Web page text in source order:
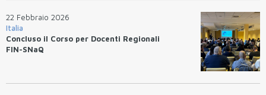
22 Febbraio 2026
Italia
Concluso il Corso per Docenti Regionali
FIN-SNaQ